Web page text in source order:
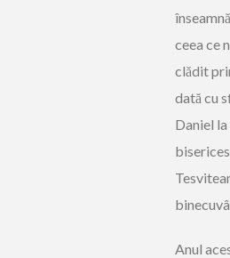
ceea ce
clădit
dată cu
Daniel
Anul